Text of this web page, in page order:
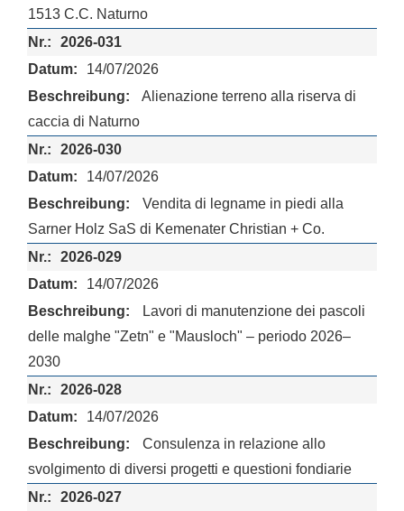
1513 C.C. Naturno
2026-031
14/07/2026
Alienazione terreno alla riserva di
caccia di Naturno
2026-030
14/07/2026
Vendita di legname in piedi alla
Sarner Holz SaS di Kemenater Christian + Co.
2026-029
14/07/2026
Lavori di manutenzione dei pascoli
delle malghe "Zetn" e "Mausloch" – periodo 2026–
2030
2026-028
14/07/2026
Consulenza in relazione allo
svolgimento di diversi progetti e questioni fondiarie
2026-027